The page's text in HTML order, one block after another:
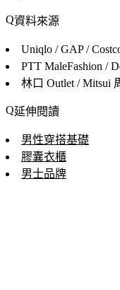
資料來源
Uniqlo / GAP /
PTT MaleFashion /
林口 Outlet / Mitsui
延伸閱讀
男性穿搭基礎
膠囊衣櫃
男士品牌